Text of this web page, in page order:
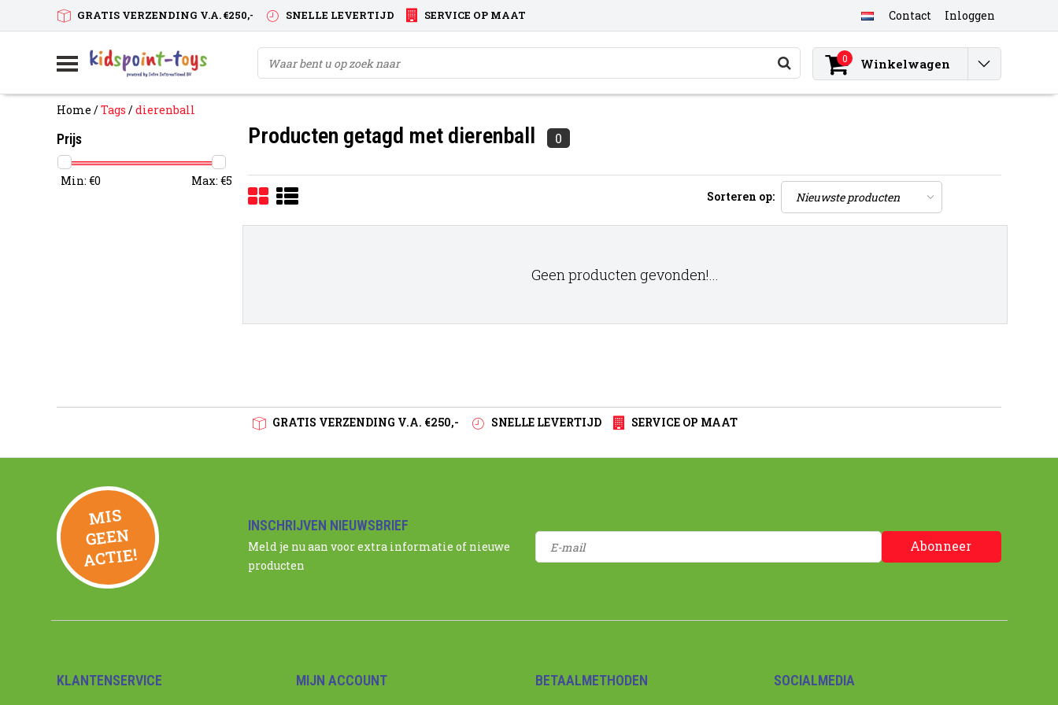
GRATIS VERZENDING V.A. €250,- SNELLE LEVERTIJD SERVICE OP MAAT Contact Inloggen
0 Winkelwagen
Home /Tags /dierenball
Prijs
Min: €0 Max: €5
Producten getagd met dierenball 0
Sorteren op:
Geen producten gevonden!...
GRATIS VERZENDING V.A. €250,- SNELLE LEVERTIJD SERVICE OP MAAT
MIS
GEE
N
ACTIE!
INSCHRIJVEN NIEUWSBRIEF
Meld je nu aan voor extra informatie of nieuwe
producten
Abonneer
KLANTENSERVICE MIJN ACCOUNT BETAALMETHODEN SOCIALMEDIA